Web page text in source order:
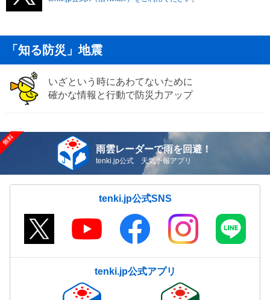
「知る防災」地震
いざという時にあわてないために
確かな情報と行動で防災力アップ
雨雲レーダーで雨を回避！
tenki.jp公式 天気予報アプリ
tenki.jp公式SNS
tenki.jp公式アプリ